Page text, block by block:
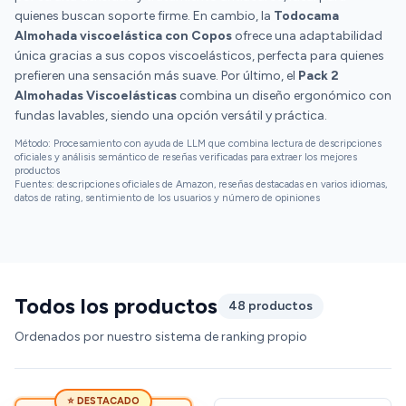
quienes buscan soporte firme. En cambio, la Todocama
Almohada viscoelástica con Copos ofrece una adaptabilidad
única gracias a sus copos viscoelásticos, perfecta para quienes
prefieren una sensación más suave. Por último, el Pack 2
Almohadas Viscoelásticas combina un diseño ergonómico con
fundas lavables, siendo una opción versátil y práctica.
Método: Procesamiento con ayuda de LLM que combina lectura de descripciones
oficiales y análisis semántico de reseñas verificadas para extraer los mejores
productos
Fuentes: descripciones oficiales de Amazon, reseñas destacadas en varios idiomas,
datos de rating, sentimiento de los usuarios y número de opiniones
Todos los productos
48 productos
Ordenados por nuestro sistema de ranking propio
⭐ DESTACADO